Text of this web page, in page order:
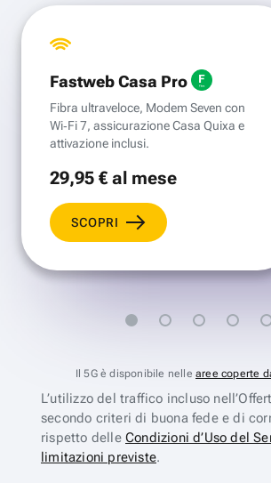
Fastweb Casa Pro
Fibra ultraveloce, Modem Seven con
Wi‑Fi 7, assicurazione Casa Quixa e
attivazione inclusi.
29,95 €al mese
SCOPRI
Il 5G è disponibile nelle aree coperte
L’utilizzo del traffico incluso
secondo criteri di buona fede e di
rispetto delle Condizioni d’Uso del
limitazioni previste.